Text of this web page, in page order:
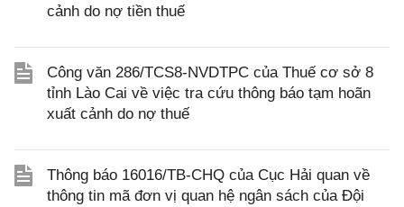
cảnh do nợ tiền thuế
Công văn 286/TCS8-NVDTPC của Thuế cơ sở 8
tỉnh Lào Cai về việc tra cứu thông báo tạm hoãn
xuất cảnh do nợ thuế
Thông báo 16016/TB-CHQ của Cục Hải quan về
thông tin mã đơn vị quan hệ ngân sách của Đội